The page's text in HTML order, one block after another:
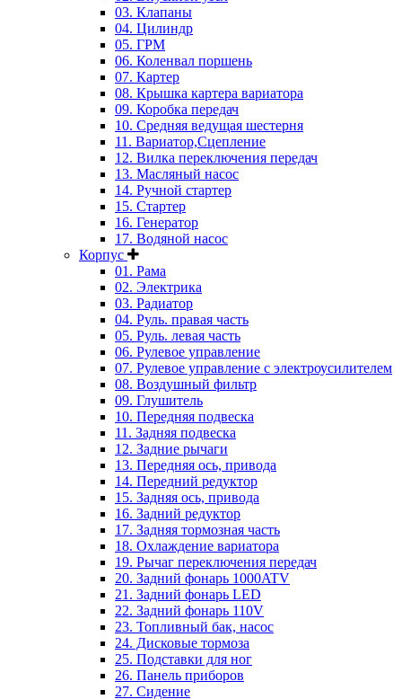
03. Клапаны
04. Цилиндр
05. ГРМ
06. Коленвал поршень
07. Картер
08. Крышка картера вариатора
09. Коробка передач
10. Средняя ведущая шестерня
11. Вариатор,Сцепление
12. Вилка переключения передач
13. Масляный насос
14. Ручной стартер
15. Стартер
16. Генератор
17. Водяной насос
Корпус
01. Рама
02. Электрика
03. Радиатор
04. Руль. правая часть
05. Руль. левая часть
06. Рулевое управление
07. Рулевое управление с электроусилителем
08. Воздушный фильтр
09. Глушитель
10. Передняя подвеска
11. Задняя подвеска
12. Задние рычаги
13. Передняя ось, привода
14. Передний редуктор
15. Задняя ось, привода
16. Задний редуктор
17. Задняя тормозная часть
18. Охлаждение вариатора
19. Рычаг переключения передач
20. Задний фонарь 1000ATV
21. Задний фонарь LED
22. Задний фонарь 110V
23. Топливный бак, насос
24. Дисковые тормоза
25. Подставки для ног
26. Панель приборов
27. Сидение